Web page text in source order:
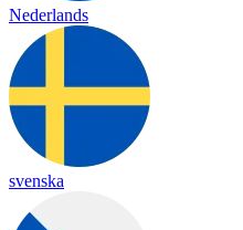
Nederlands
svenska